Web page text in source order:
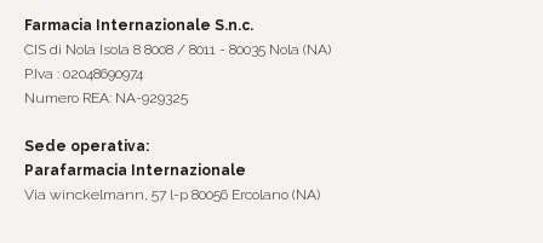
Farmacia Internazionale S.n.c.
CIS di Nola Isola 8 8008 / 8011 - 80035 Nola (NA)
P.Iva : 02048690974
Numero REA: NA-929325
Sede operativa:
Parafarmacia Internazionale
Via winckelmann, 57 l-p 80056 Ercolano (NA)